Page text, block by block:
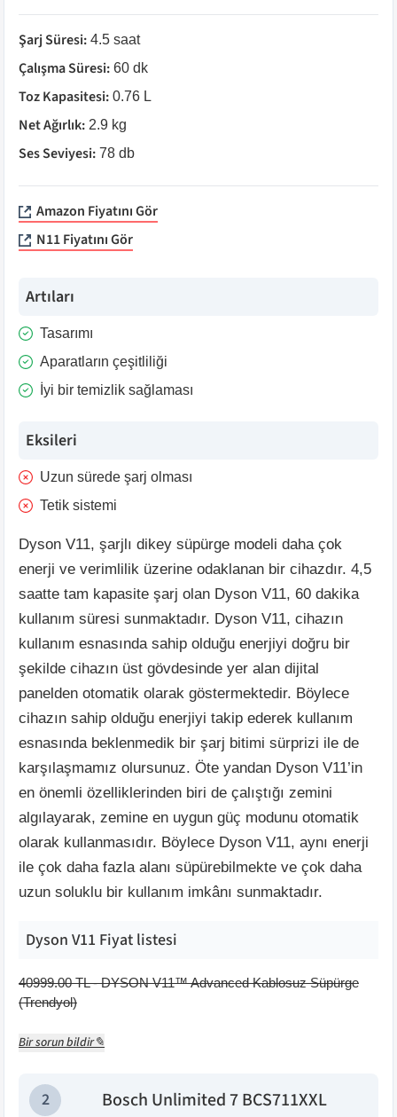
Şarj Süresi: 4.5 saat
Çalışma Süresi: 60 dk
Toz Kapasitesi: 0.76 L
Net Ağırlık: 2.9 kg
Ses Seviyesi: 78 db
Amazon Fiyatını Gör
N11 Fiyatını Gör
Artıları
Tasarımı
Aparatların çeşitliliği
İyi bir temizlik sağlaması
Eksileri
Uzun sürede şarj olması
Tetik sistemi
Dyson V11, şarjlı dikey süpürge modeli daha çok
enerji ve verimlilik üzerine odaklanan bir cihazdır. 4,5
saatte tam kapasite şarj olan Dyson V11, 60 dakika
kullanım süresi sunmaktadır. Dyson V11, cihazın
kullanım esnasında sahip olduğu enerjiyi doğru bir
şekilde cihazın üst gövdesinde yer alan dijital
panelden otomatik olarak göstermektedir. Böylece
cihazın sahip olduğu enerjiyi takip ederek kullanım
esnasında beklenmedik bir şarj bitimi sürprizi ile de
karşılaşmamız olursunuz. Öte yandan Dyson V11’in
en önemli özelliklerinden biri de çalıştığı zemini
algılayarak, zemine en uygun güç modunu otomatik
olarak kullanmasıdır. Böylece Dyson V11, aynı enerji
ile çok daha fazla alanı süpürebilmekte ve çok daha
uzun soluklu bir kullanım imkânı sunmaktadır.
Dyson V11 Fiyat listesi
40999.00TL -DYSON V11™ Advanced Kablosuz Süpürge
(Trendyol)
Bir sorun bildir✎
2 Bosch Unlimited 7 BCS711XXL